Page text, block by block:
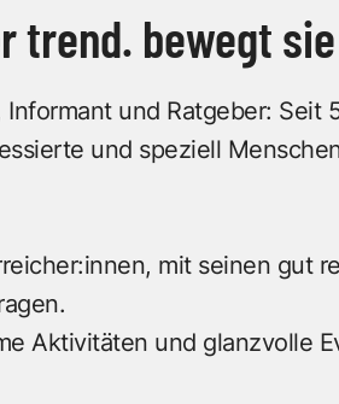
trend. bewegt sie
und Ratgeber: Seit
und speziell
mit seinen gut
Aktivitäten und glanzvolle